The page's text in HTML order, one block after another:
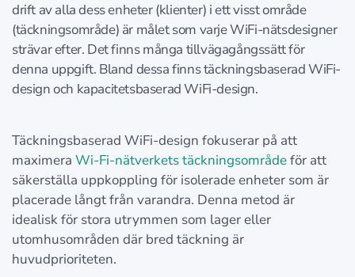
drift av alla dess enheter (klienter) i ett visst område
(täckningsområde) är målet som varje WiFi-nätsdesigner
strävar efter. Det finns många tillvägagångssätt för
denna uppgift. Bland dessa finns täckningsbaserad WiFi-
design och kapacitetsbaserad WiFi-design.
Täckningsbaserad WiFi-design fokuserar på att
maximera Wi-Fi-nätverkets täckningsområdeför att
säkerställa uppkoppling för isolerade enheter som är
placerade långt från varandra. Denna metod är
idealisk för stora utrymmen som lager eller
utomhusområden där bred täckning är
huvudprioriteten.